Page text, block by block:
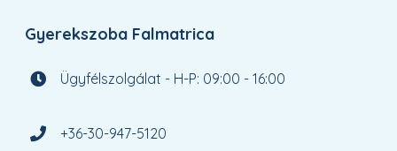
Gyerekszoba Falmatrica
Ügyfélszolgálat - H-P: 09:00 - 16:00
+36-30-947-5120